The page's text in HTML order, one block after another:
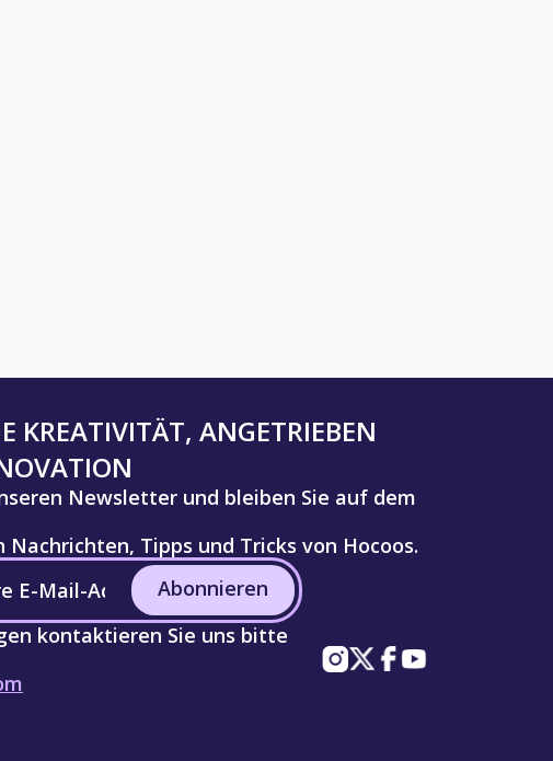
KREATIVITÄT, ANGETRIEBEN
Newsletter und bleiben Sie auf dem
Tipps und Tricks von Hocoos.
Abonnieren
kontaktieren Sie uns bitte